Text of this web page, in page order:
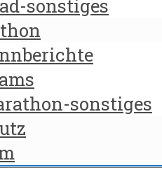
sonstiges
sonstiges